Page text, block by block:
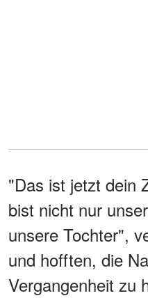
"Das ist jetzt dein
bist nicht nur
unsere Tochter",
und hofften, die
Vergangenheit zu